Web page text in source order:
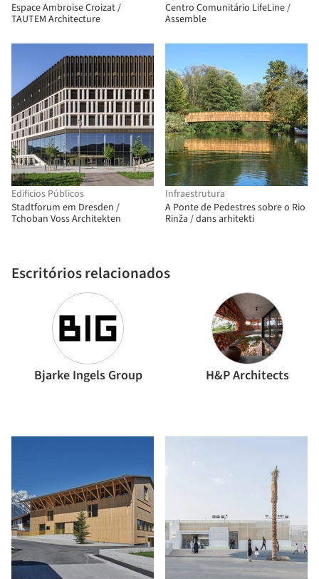
Espace Ambroise Croizat /
TAUTEM Architecture
Centro Comunitário LifeLine /
Assemble
Edificios Públicos
Stadtforum em Dresden /
Tchoban Voss Architekten
Escritórios relacionados
Bjarke Ingels Group H&P Architects
Infraestrutura
A Ponte de Pedestres sobre o Rio
Rinža / dans arhitekti